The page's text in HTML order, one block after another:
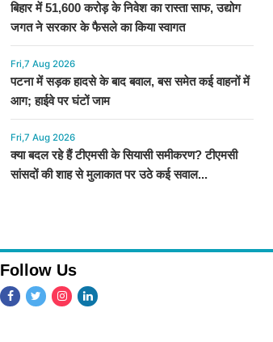
बिहार में 51,600 करोड़ के निवेश का रास्ता साफ, उद्योग
जगत ने सरकार के फैसले का किया स्वागत
Fri,7 Aug 2026
पटना में सड़क हादसे के बाद बवाल, बस समेत कई वाहनों में
आग; हाईवे पर घंटों जाम
Fri,7 Aug 2026
क्या बदल रहे हैं टीएमसी के सियासी समीकरण? टीएमसी
सांसदों की शाह से मुलाकात पर उठे कई सवाल...
Follow Us